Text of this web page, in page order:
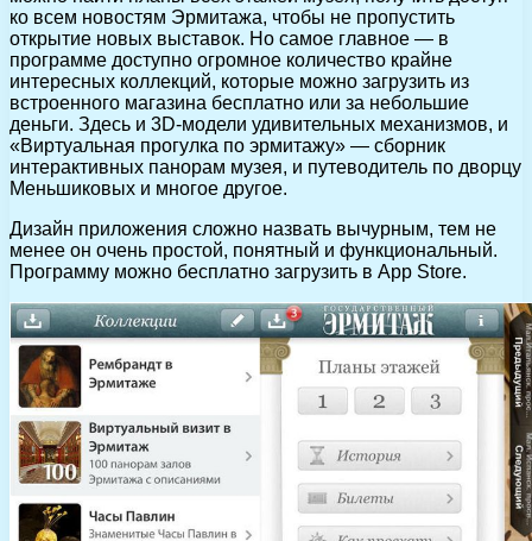
ко всем новостям Эрмитажа, чтобы не пропустить
открытие новых выставок. Но самое главное — в
программе доступно огромное количество крайне
интересных коллекций, которые можно загрузить из
встроенного магазина бесплатно или за небольшие
деньги. Здесь и 3D-модели удивительных механизмов, и
«Виртуальная прогулка по эрмитажу» — сборник
интерактивных панорам музея, и путеводитель по дворцу
Меньшиковых и многое другое.
Дизайн приложения сложно назвать вычурным, тем не
менее он очень простой, понятный и функциональный.
Программу можно бесплатно загрузить в App Store.